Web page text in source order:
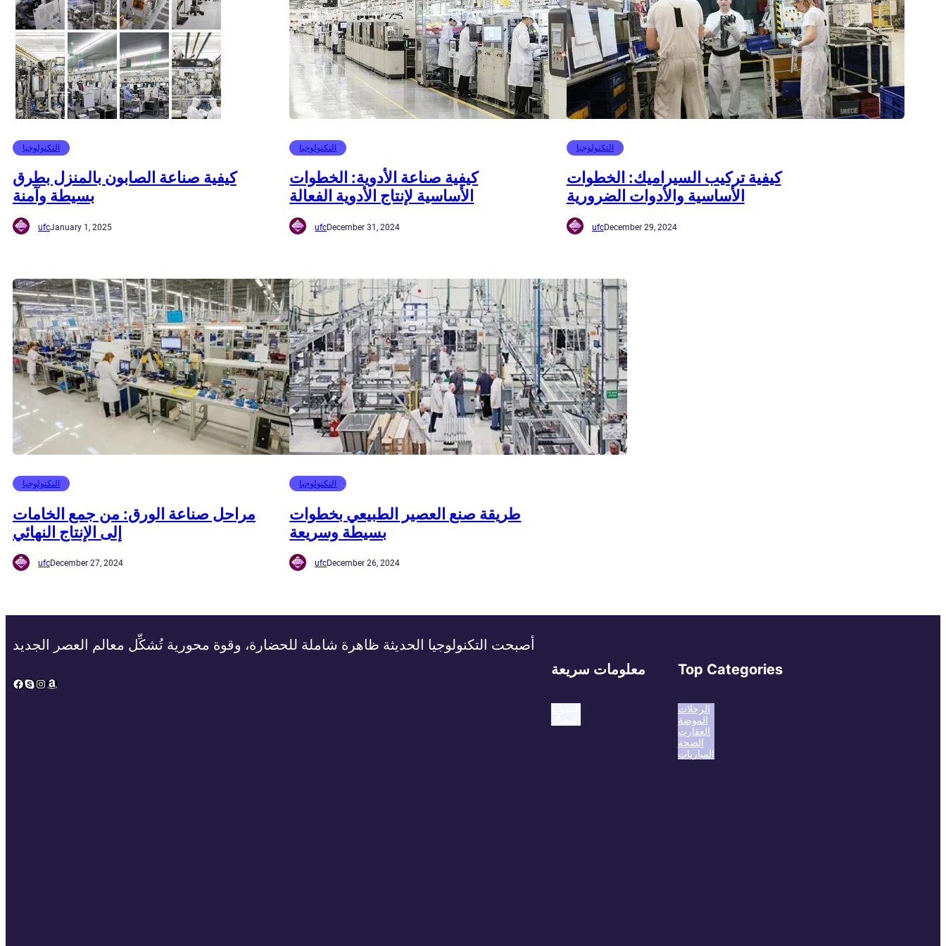
التكنولوجيا
كيفية صناعة الصابون بالمنزل بطرق
بسيطة وآمنة
ufcJanuary 1, 2025
التكنولوجيا
كيفية صناعة الأدوية: الخطوات
الأساسية لإنتاج الأدوية الفعالة
ufcDecember 31, 2024
التكنولوجيا
كيفية تركيب السيراميك: الخطوات
الأساسية والأدوات الضرورية
ufcDecember 29, 2024
التكنولوجيا
مراحل صناعة الورق: من جمع الخامات
إلى الإنتاج النهائي
ufcDecember 27, 2024
التكنولوجيا
طريقة صنع العصير الطبيعي بخطوات
بسيطة وسريعة
ufcDecember 26, 2024
أصبحت التكنولوجيا الحديثة ظاهرة شاملة للحضارة، وقوة محورية تُشكِّل معالم العصر الجديد
Facebook
Skype
Instagram
Amazon
معلومات سريعة Top Categories
الرحلات
الموضة
العقارت
الصحة
المباريات